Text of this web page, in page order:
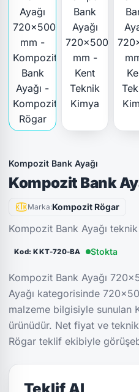
Kompozit Bank Ayağı
Kompozit Bank
Marka:Kompozit Rögar
Kompozit Bank Ayağı
Kod: KKT-720-BA Stokta
Kompozit Bank Ayağı
Ayağı kategorisinde
malzeme bilgisiyle sunulan
ürünüdür. Net fiyat ve
Rögar teklif ekibiyle